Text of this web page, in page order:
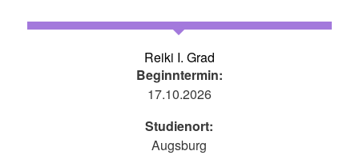
Reiki I. Grad
Beginntermin:
17.10.2026
Studienort:
Augsburg